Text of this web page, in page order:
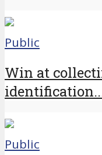
Public
Win at
Public